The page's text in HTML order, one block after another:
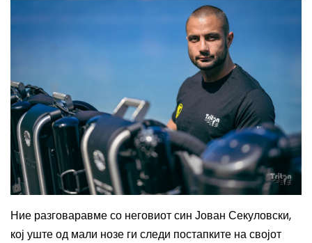
Ние разговаравме со неговиот син Јован Секуловски,
кој уште од мали нозе ги следи постапките на својот